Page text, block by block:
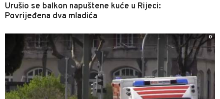
Urušio se balkon napuštene kuće u Rijeci:
Povrijeđena dva mladića
0